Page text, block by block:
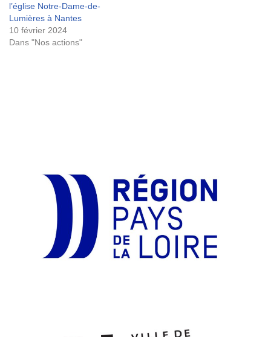
l’église Notre-Dame-de-
Lumières à Nantes
10 février 2024
Dans "Nos actions"